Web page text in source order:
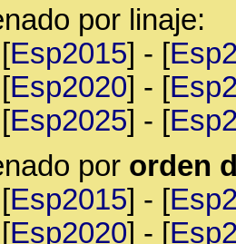
por linaje:
Esp2015] - [
Esp2020] - [
Esp2025] - [
por orden
Esp2015] - [
Esp2020] - [